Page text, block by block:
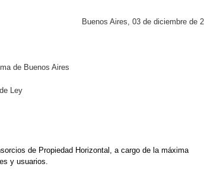
Buenos Aires, 03 de diciembre de
de Buenos Aires
Ley
de Propiedad Horizontal, a cargo de la máxima
y usuarios.